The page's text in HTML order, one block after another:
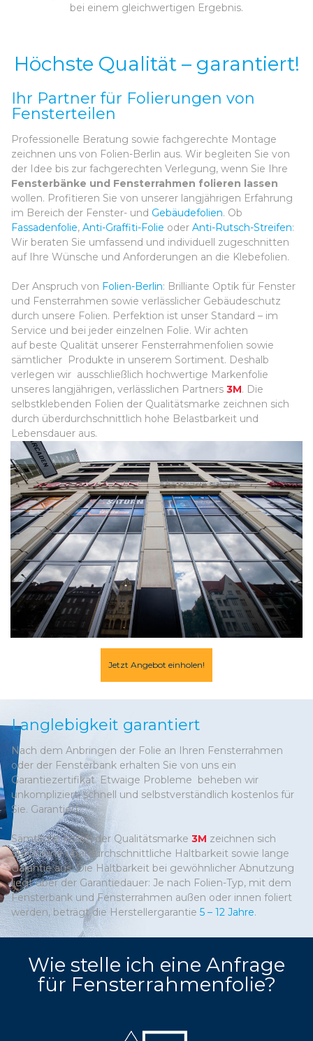
bei einem gleichwertigen Ergebnis.
Höchste Qualität – garantiert!
Ihr Partner für Folierungen von
Fensterteilen
Professionelle Beratung sowie fachgerechte Montage
zeichnen uns von Folien-Berlin aus. Wir begleiten Sie von
der Idee bis zur fachgerechten Verlegung, wenn Sie Ihre
Fensterbänke und Fensterrahmen folieren lassen
wollen. Profitieren Sie von unserer langjährigen Erfahrung
im Bereich der Fenster- und Gebäudefolien. Ob
Fassadenfolie, Anti-Graffiti-Folie oder Anti-Rutsch-Streifen:
Wir beraten Sie umfassend und individuell zugeschnitten
auf Ihre Wünsche und Anforderungen an die Klebefolien.
Der Anspruch von Folien-Berlin: Brilliante Optik für Fenster
und Fensterrahmen sowie verlässlicher Gebäudeschutz
durch unsere Folien. Perfektion ist unser Standard – im
Service und bei jeder einzelnen Folie. Wir achten
auf beste Qualität unserer Fensterrahmenfolien sowie
sämtlicher Produkte in unserem Sortiment. Deshalb
verlegen wir ausschließlich hochwertige Markenfolie
unseres langjährigen, verlässlichen Partners 3M. Die
selbstklebenden Folien der Qualitätsmarke zeichnen sich
durch überdurchschnittlich hohe Belastbarkeit und
Lebensdauer aus.
Jetzt Angebot einholen!
Langlebigkeit garantiert
Nach dem Anbringen der Folie an Ihren Fensterrahmen
oder der Fensterbank erhalten Sie von uns ein
Garantiezertifikat. Etwaige Probleme beheben wir
unkompliziert, schnell und selbstverständlich kostenlos für
Sie. Garantiert.
Sämtliche Folien der Qualitätsmarke 3M zeichnen sich
durch eine überdurchschnittliche Haltbarkeit sowie lange
Garantie aus. Die Haltbarkeit bei gewöhnlicher Abnutzung
liegt über der Garantiedauer: Je nach Folien-Typ, mit dem
Fensterbank und Fensterrahmen außen oder innen foliert
werden, beträgt die Herstellergarantie 5 – 12 Jahre.
Wie stelle ich eine Anfrage
für Fensterrahmenfolie?